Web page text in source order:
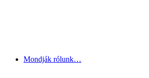
Mondják rólunk…